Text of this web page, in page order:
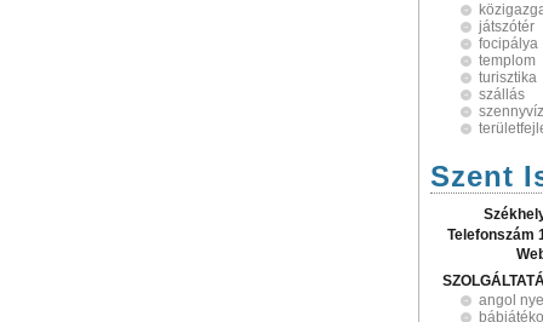
játszótér
focipálya
templom
turisztika
szállás
szennyvíz
Szent
Telefonszám
angol